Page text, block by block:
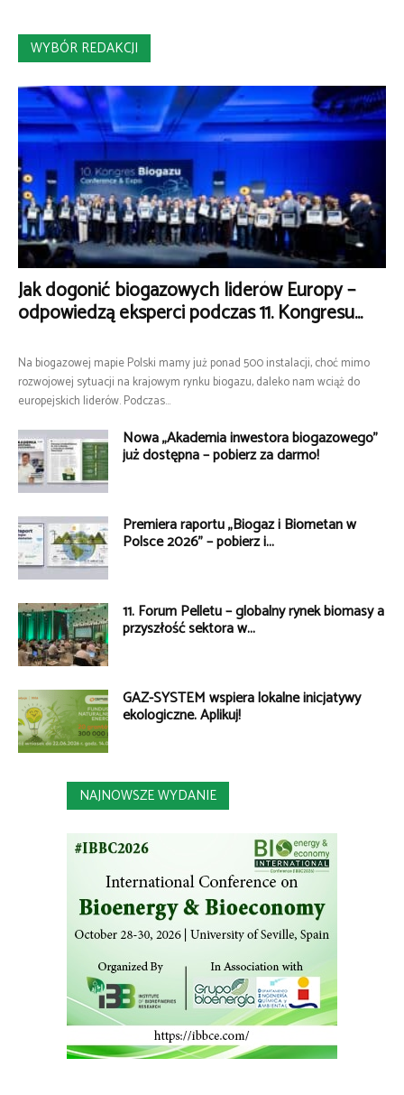
WYBÓR REDAKCJI
Jak dogonić biogazowych liderów Europy –
odpowiedzą eksperci podczas 11. Kongresu...
Na biogazowej mapie Polski mamy już ponad 500 instalacji, choć mimo
rozwojowej sytuacji na krajowym rynku biogazu, daleko nam wciąż do
europejskich liderów. Podczas...
Nowa „Akademia inwestora biogazowego”
już dostępna – pobierz za darmo!
Premiera raportu „Biogaz i Biometan w
Polsce 2026” – pobierz i...
11. Forum Pelletu – globalny rynek biomasy a
przyszłość sektora w...
GAZ-SYSTEM wspiera lokalne inicjatywy
ekologiczne. Aplikuj!
NAJNOWSZE WYDANIE